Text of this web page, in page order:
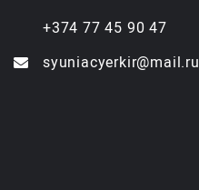
+374 77 45 90 47
syuniacyerkir@mail.ru